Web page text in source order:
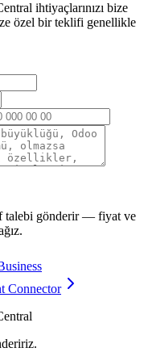
ihtiyaçlarınızı bize
özel bir teklifi genellikle
talebi gönderir — fiyat ve
Connector